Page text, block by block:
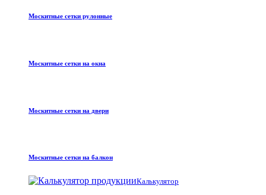
Москитные сетки рулонные
Москитные сетки на окна
Москитные сетки на двери
Москитные сетки на балкон
Калькулятор